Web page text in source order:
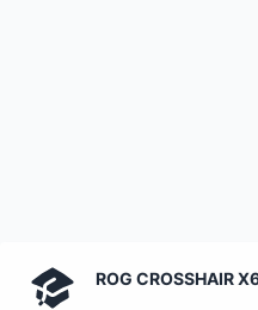
ROG CROSSHAIR